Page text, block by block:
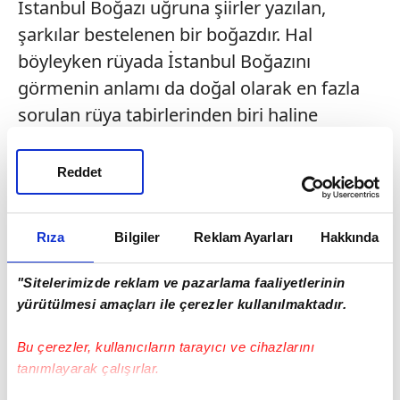
Rıza Bilgiler Reklam Ayarları Hakkında
"Sitelerimizde reklam ve pazarlama faaliyetlerinin
yürütülmesi amaçları ile çerezler kullanılmaktadır.
Bu çerezler, kullanıcıların tarayıcı ve cihazlarını
tanımlayarak çalışırlar.
Reddet
İstanbul Boğazı uğruna şiirler yazılan,
şarkılar bestelenen bir boğazdır. Hal
böyleyken rüyada İstanbul Boğazını
görmenin anlamı da doğal olarak en fazla
sorulan rüya tabirlerinden biri haline
görmek ne anlama gelir?
Rüyada İstanbul Boğazını görmek rüyayı
gören kişinin büyük oranda dirençli bir
insan olduğunun göstergesidir. Buna göre
rüyada İstanbul Boğazını gören kişi günlük
hayatta karşılaştığı problemler karşısında
direkt olarak yılmıyor, bunların üzerine
gidiyor ve ne olursa olsun savaşmaktan asla